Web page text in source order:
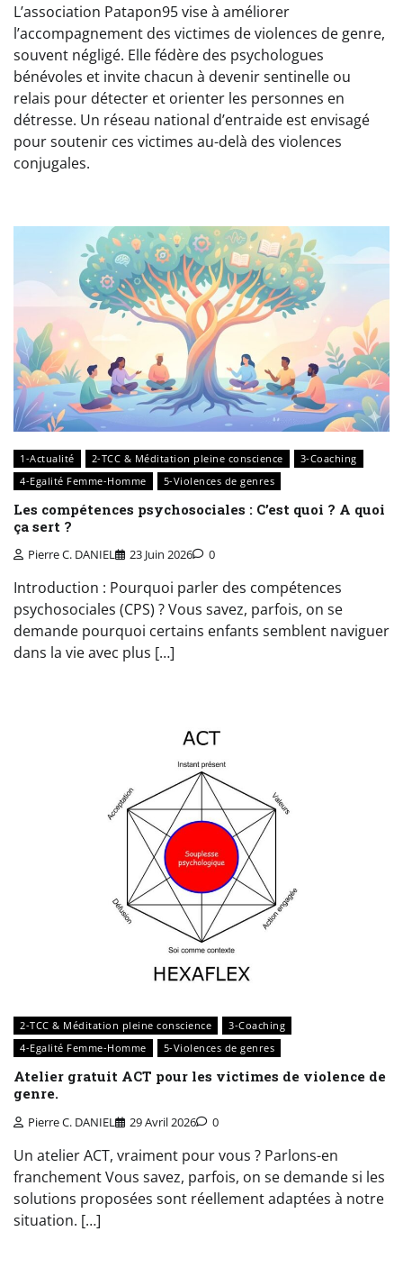
L’association Patapon95 vise à améliorer
l’accompagnement des victimes de violences de genre,
souvent négligé. Elle fédère des psychologues
bénévoles et invite chacun à devenir sentinelle ou
relais pour détecter et orienter les personnes en
détresse. Un réseau national d’entraide est envisagé
pour soutenir ces victimes au-delà des violences
conjugales.
1-Actualité 2-TCC & Méditation pleine conscience
3-Coaching
4-Egalité Femme-Homme
5-Violences de genres
Les compétences psychosociales : C’est quoi ? A quoi
ça sert ?
Pierre C. DANIEL 23 Juin 2026 0
Introduction : Pourquoi parler des compétences
psychosociales (CPS) ? Vous savez, parfois, on se
demande pourquoi certains enfants semblent naviguer
dans la vie avec plus […]
2-TCC & Méditation pleine conscience
3-Coaching
4-Egalité Femme-Homme
5-Violences de genres
Atelier gratuit ACT pour les victimes de violence de
genre.
Pierre C. DANIEL 29 Avril 2026 0
Un atelier ACT, vraiment pour vous ? Parlons-en
franchement Vous savez, parfois, on se demande si les
solutions proposées sont réellement adaptées à notre
situation. […]